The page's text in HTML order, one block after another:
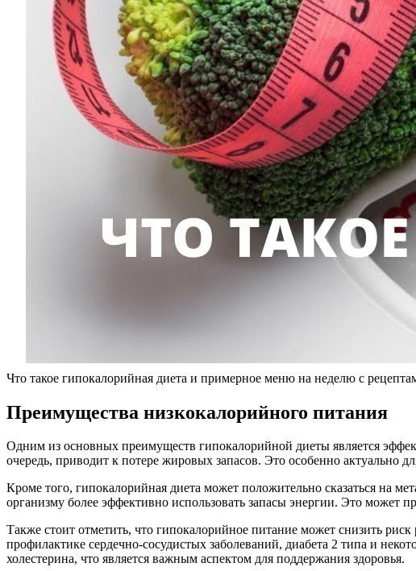
Что такое гипокалорийная диета и примерное меню на неделю с
Преимущества низкокалорийного питания
Одним из основных преимуществ гипокалорийной диеты является
очередь, приводит к потере жировых запасов. Это особенно актуально
Кроме того, гипокалорийная диета может положительно сказаться на
организму более эффективно использовать запасы энергии. Это
Также стоит отметить, что гипокалорийное питание может снизить
профилактике сердечно-сосудистых заболеваний, диабета 2 типа и
холестерина, что является важным аспектом для поддержания здоровья.